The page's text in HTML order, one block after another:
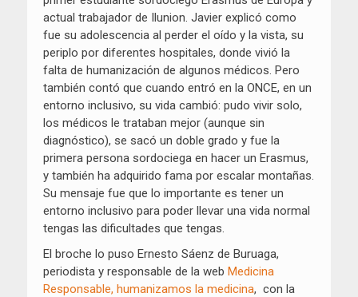
actual trabajador de Ilunion. Javier explicó como
fue su adolescencia al perder el oído y la vista, su
periplo por diferentes hospitales, donde vivió la
falta de humanización de algunos médicos. Pero
también contó que cuando entró en la ONCE, en un
entorno inclusivo, su vida cambió: pudo vivir solo,
los médicos le trataban mejor (aunque sin
diagnóstico), se sacó un doble grado y fue la
primera persona sordociega en hacer un Erasmus,
y también ha adquirido fama por escalar montañas.
Su mensaje fue que lo importante es tener un
entorno inclusivo para poder llevar una vida normal
tengas las dificultades que tengas.
El broche lo puso Ernesto Sáenz de Buruaga,
periodista y responsable de la web Medicina
Responsable, humanizamos la medicina, con la